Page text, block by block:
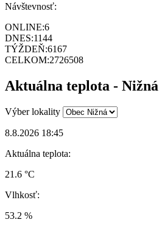
Návštevnosť:
ONLINE:6
DNES:1144
TÝŽDEŇ:6167
CELKOM:2726508
Aktuálna teplota - Nižná
Výber lokality
8.8.2026 18:45
Aktuálna teplota:
21.6 °C
Vlhkosť:
53.2 %